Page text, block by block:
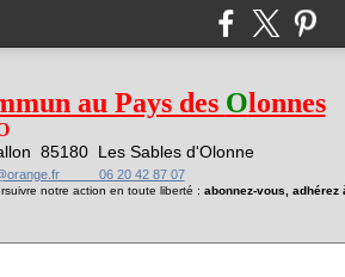
au Pays des Olonnes
85180 Les Sables d'Olonne
06 20 42 87 07
notre action en toute liberté : abonnez-vous, adhérez